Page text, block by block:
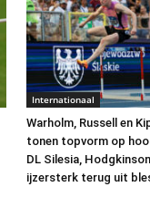
Internationaal
Warholm, Russell en
tonen topvorm op
DL Silesia,
ijzersterk terug uit